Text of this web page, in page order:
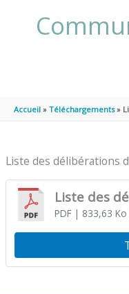
Accueil Téléchargements
Liste des délibérations
Liste des
PDF| 833,63 Ko